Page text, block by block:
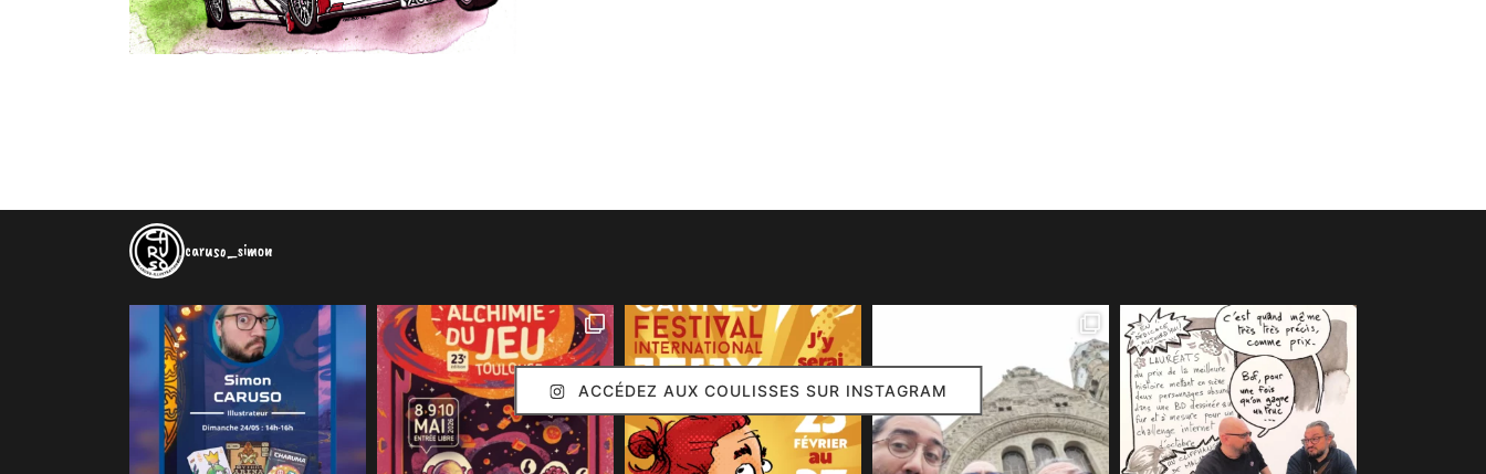
caruso_simon
ACCÉDEZ AUX COULISSES SUR INSTAGRAM